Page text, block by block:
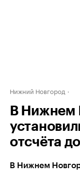
Нижний Новгород
В Нижнем
отсчёта
В Нижнем